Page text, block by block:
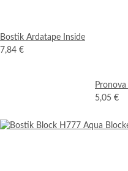
Bostik Ardatape Inside
7,84 €
5,05 €